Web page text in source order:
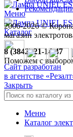
Меню
Каталог
8 (3842) 21-14-47
Поможем с
2006-2026©
магазин
Сайт разработан
в агентстве
Закрыть
Меню
Каталог